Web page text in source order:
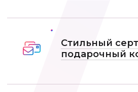
Стильный
подарочный